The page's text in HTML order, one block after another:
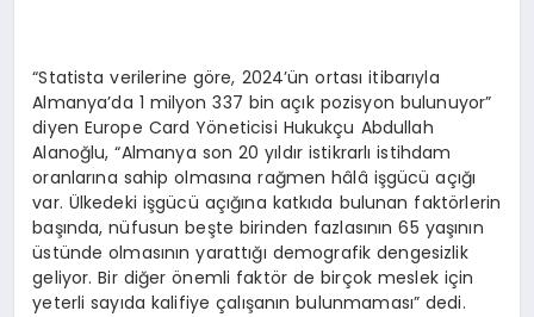
“Statista verilerine göre, 2024’ün ortası itibarıyla
Almanya’da 1 milyon 337 bin açık pozisyon bulunuyor”
diyen Europe Card Yöneticisi Hukukçu Abdullah
Alanoğlu, “Almanya son 20 yıldır istikrarlı istihdam
oranlarına sahip olmasına rağmen hâlâ işgücü açığı
var. Ülkedeki işgücü açığına katkıda bulunan faktörlerin
başında, nüfusun beşte birinden fazlasının 65 yaşının
üstünde olmasının yarattığı demografik dengesizlik
geliyor. Bir diğer önemli faktör de birçok meslek için
yeterli sayıda kalifiye çalışanın bulunmaması” dedi.